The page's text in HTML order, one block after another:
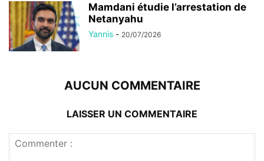
Mamdani étudie l’arrestation de
Netanyahu
Yannis - 20/07/2026
AUCUN COMMENTAIRE
LAISSER UN COMMENTAIRE